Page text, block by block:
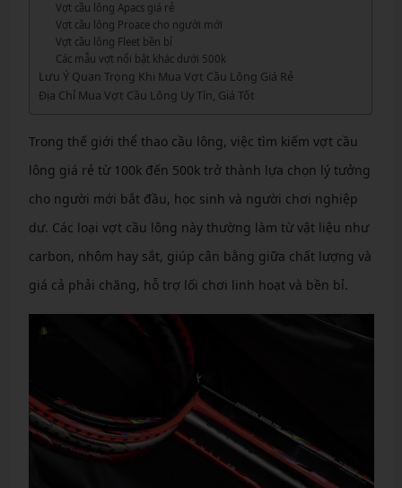
Vợt cầu lông Apacs giá rẻ
Vợt cầu lông Proace cho người mới
Vợt cầu lông Fleet bền bỉ
Các mẫu vợt nổi bật khác dưới 500k
Lưu Ý Quan Trọng Khi Mua Vợt Cầu Lông Giá Rẻ
Địa Chỉ Mua Vợt Cầu Lông Uy Tín, Giá Tốt
Trong thế giới thể thao cầu lông, việc tìm kiếm vợt cầu
lông giá rẻ từ 100k đến 500k trở thành lựa chọn lý tưởng
cho người mới bắt đầu, học sinh và người chơi nghiệp
dư. Các loại vợt cầu lông này thường làm từ vật liệu như
carbon, nhôm hay sắt, giúp cân bằng giữa chất lượng và
giá cả phải chăng, hỗ trợ lối chơi linh hoạt và bền bỉ.